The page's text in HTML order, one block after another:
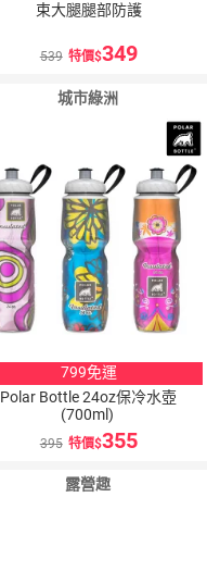
束大腿腿部防護
539 特價 349
城市綠洲
799免運
Polar Bottle 24oz保冷水壺
(700ml)
395 特價 355
露營趣